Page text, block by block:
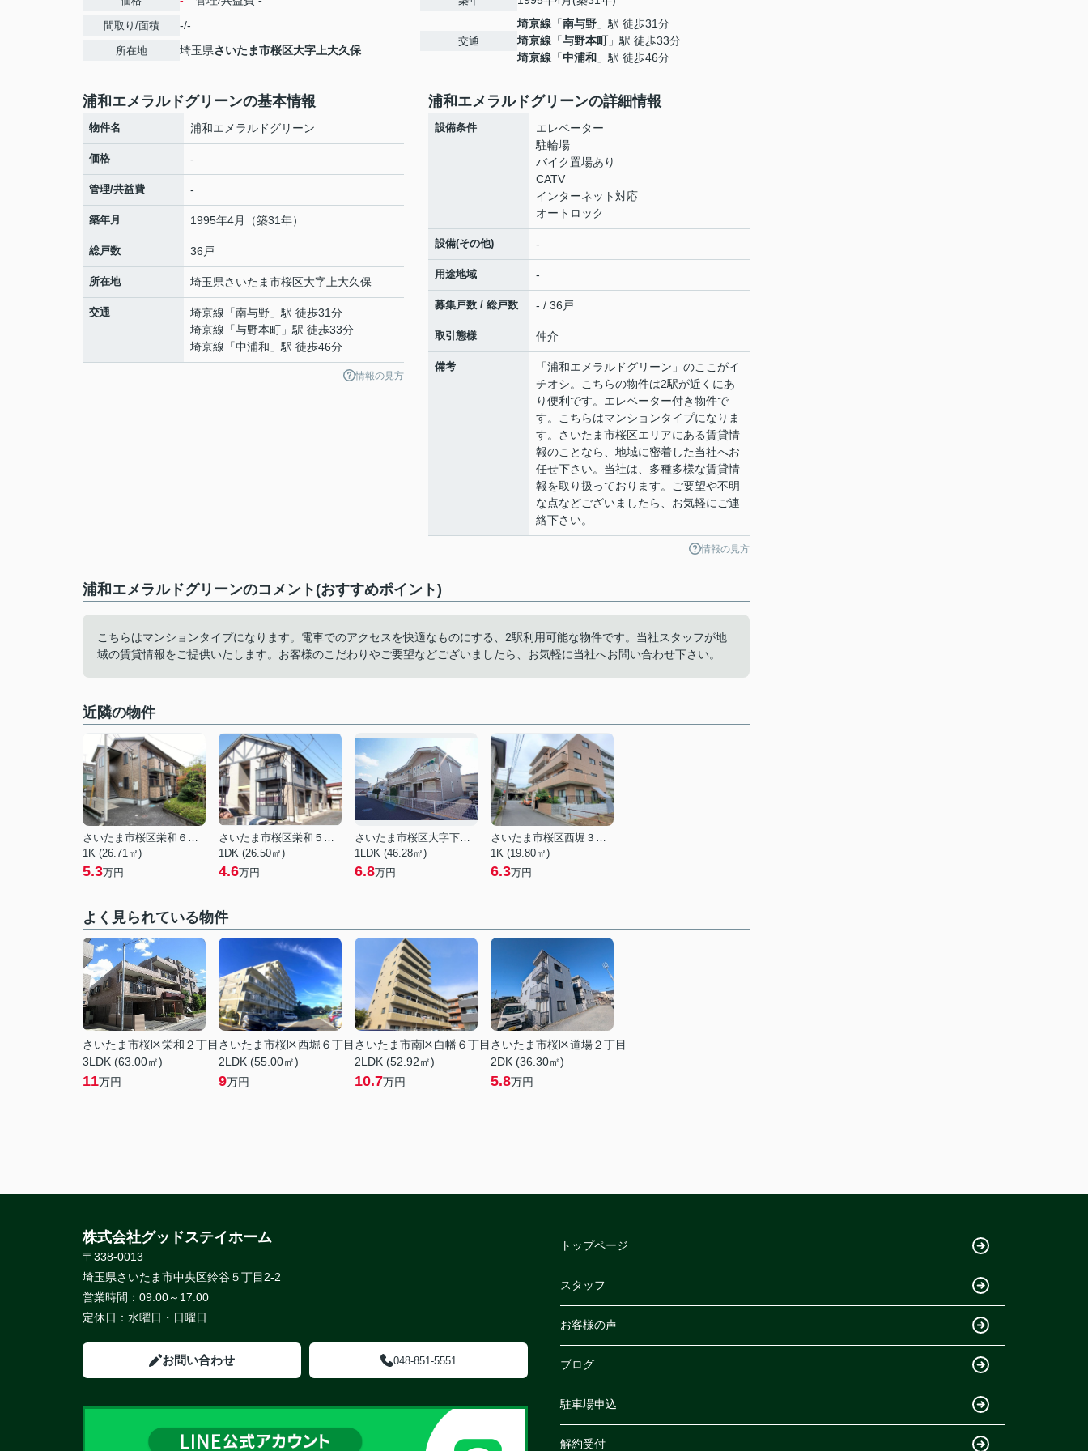
間取り/面積 -/-
所在地 埼玉県さいたま市桜区大字上大久保
交通
埼京線 「南与野 」駅 徒歩31分
埼京線 「与野本町」駅 徒歩33分
埼京線 「中浦和 」駅 徒歩46分
浦和エメラルドグリーンの基本情報
物件名 浦和エメラルドグリーン
価格 -
管理/共益費 -
築年月 1995年4月（築31年）
総戸数 36戸
所在地 埼玉県さいたま市桜区大字上大久保
交通 埼京線 「南与野 」駅 徒歩31分
埼京線 「与野本町 」駅 徒歩33分
埼京線 「中浦和 」駅 徒歩46分
情報の見方
浦和エメラルドグリーンの詳細情報
設備条件
エレベーター
駐輪場
バイク置場あり
CATV
インターネット対応
オートロック
設備(その他) -
用途地域 -
募集戸数 / 総戸数 - / 36戸
取引態様 仲介
備考
「浦和エメラルドグリーン」のここがイ
チオシ。こちらの物件は2駅が近くにあ
り便利です。エレベーター付き物件で
す。こちらはマンションタイプになりま
す。さいたま市桜区エリアにある賃貸情
報のことなら、地域に密着した当社へお
任せ下さい。当社は、多種多様な賃貸情
報を取り扱っております。ご要望や不明
な点などございましたら、お気軽にご連
絡下さい。
情報の見方
浦和エメラルドグリーンのコメント(おすすめポイント)
こちらはマンションタイプになります。電車でのアクセスを快適なものにする、2駅利用可能な物件です。当社スタッフが地
域の賃貸情報をご提供いたします。お客様のこだわりやご要望などございましたら、お気軽に当社へお問い合わせ下さい。
近隣の物件
さいたま市桜区栄和６丁目
1K (26.71㎡)
5.3万円
さいたま市桜区栄和５丁目
1DK (26.50㎡)
4.6万円
さいたま市桜区大字下大久保
1LDK (46.28㎡)
6.8万円
さいたま市桜区西堀３丁目
1K (19.80㎡)
6.3万円
よく見られている物件
さいたま市桜区栄和２丁目
3LDK (63.00㎡)
11万円
さいたま市桜区西堀６丁目
2LDK (55.00㎡)
9万円
さいたま市南区白幡６丁目
2LDK (52.92㎡)
10.7万円
さいたま市桜区道場２丁目
2DK (36.30㎡)
5.8万円
株式会社グッドステイホーム
〒338-0013
埼玉県さいたま市中央区鈴谷５丁目2-2
営業時間： 09:00～17:00
定休日： 水曜日・日曜日
お問い合わせ 048-851-5551
トップページ
スタッフ
お客様の声
ブログ
駐車場申込
解約受付